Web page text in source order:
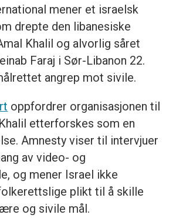
mener et israelsk
drepte den libanesiske
Khalil og alvorlig såret
Faraj i Sør-Libanon 22.
angrep mot sivile.
oppfordrer organisasjonen til
etterforskes som en
Amnesty viser til intervjuer
av video- og
og mener Israel ikke
plikt til å skille
og sivile mål.